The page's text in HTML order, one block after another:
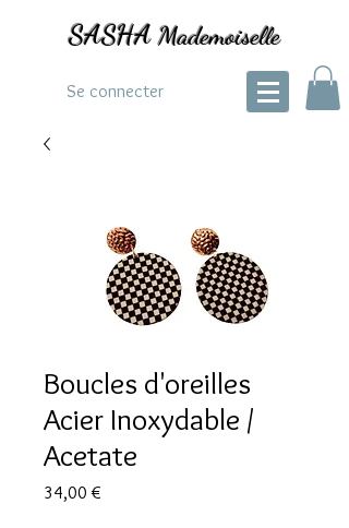
SASHA Mademoiselle
Se connecter
Boucles d'oreilles
Acier Inoxydable /
Acetate
34,00 €